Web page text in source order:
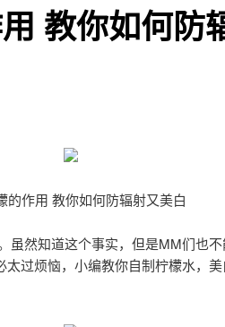
教你如何防
的作用 教你如何防辐射又美白
虽然知道这个事实，但是MM们也
过烦恼，小编教你自制柠檬水，